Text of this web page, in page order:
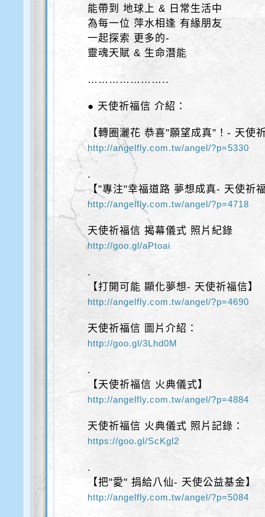
能帶到 地球上 & 日常生活中
為每一位 萍水相逢 有緣朋友
一起探索 更多的-
靈魂天賦 & 生命潛能
…………………..
● 天使祈福信 介紹：
【轉圈灑花 恭喜"願望成真"！- 天使
http://angelfly.com.tw/angel/?p=5330
.
【"專注"幸福道路 夢想成真- 天使祈
http://angelfly.com.tw/angel/?p=4718
天使祈福信 揭幕儀式 照片紀錄
http://goo.gl/aPtoai
.
【打開可能 顯化夢想- 天使祈福信】
http://angelfly.com.tw/angel/?p=4690
天使祈福信 圖片介紹：
http://goo.gl/3Lhd0M
.
【天使祈福信 火典儀式】
http://angelfly.com.tw/angel/?p=4884
天使祈福信 火典儀式 照片記錄：
https://goo.gl/ScKgl2
.
【把"愛" 捐給八仙- 天使公益基金】
http://angelfly.com.tw/angel/?p=5084